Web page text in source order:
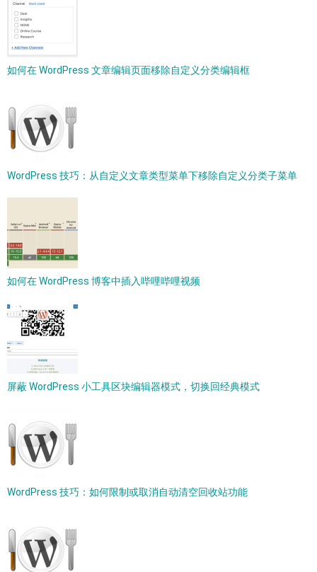
如何在 WordPress 文章编辑页面移除自定义分类编辑框
WordPress 技巧：从自定义文章类型菜单下移除自定义分类子菜单
如何在 WordPress 博客中插入哔哩哔哩视频
屏蔽 WordPress 小工具区块编辑器模式，切换回经典模式
WordPress 技巧：如何限制或取消自动清空回收站功能